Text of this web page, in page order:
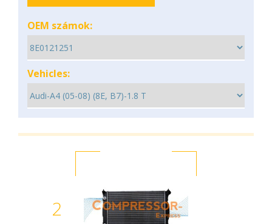
OEM számok:
Vehicles:
2